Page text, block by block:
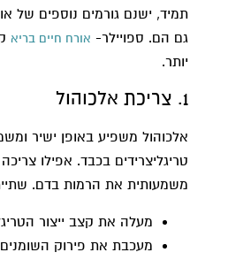
תמיד, ישנם גורמים נוספים של
גם הם. ספויילר- אורח חיים בריא
יותר.
1. צריכת אלכוהול
אלכוהול משפיע באופן ישיר
טריגליצרידים בכבד. אפילו
משמעותית את הרמות בדם.
מעלה את קצב ייצור
מעכבת את פירוק השומנים